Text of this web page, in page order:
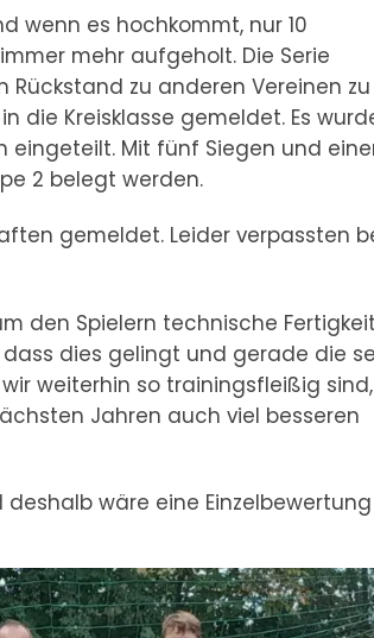
wenn es hochkommt, nur 10
mehr aufgeholt. Die Serie
zu anderen Vereinen zu
die Kreisklasse gemeldet. Es
eingeteilt. Mit fünf Siegen und
2 belegt werden.
gemeldet. Leider verpassten
den Spielern technische
dies gelingt und gerade die
weiterhin so trainingsfleißig sind,
Jahren auch viel besseren
wäre eine